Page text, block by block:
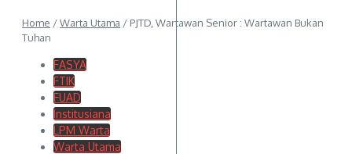
Home /Warta Utama / PJTD, Wartawan Senior : Wartawan Bukan
Tuhan
FASYA
FTIK
FUAD
Institusiana
LPM Warta
Warta Utama